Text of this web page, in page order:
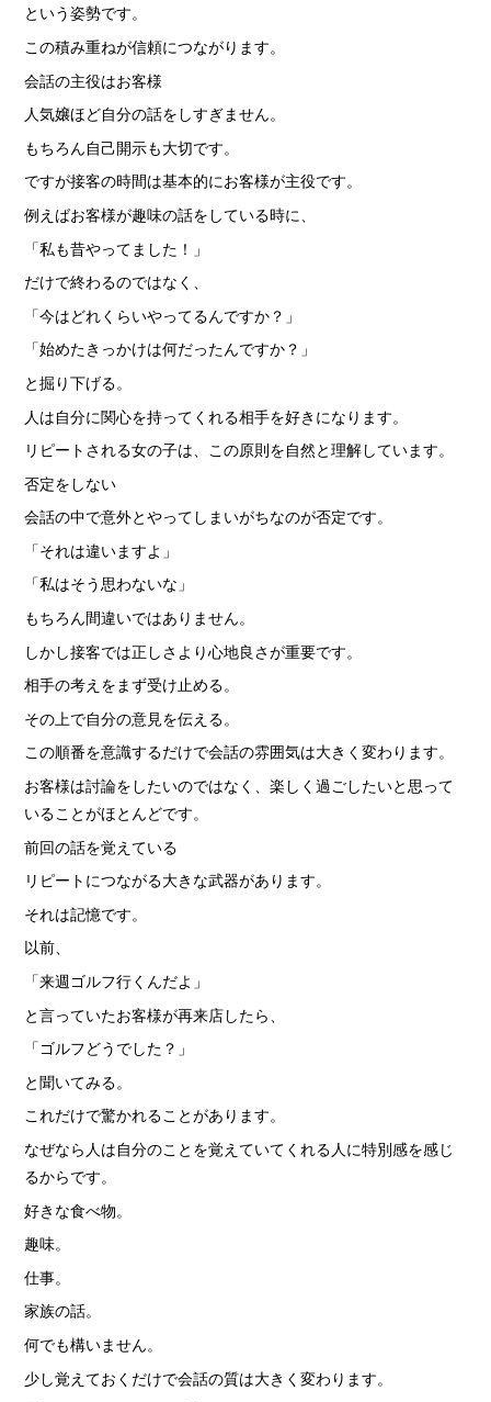
という姿勢です。
この積み重ねが信頼につながります。
会話の主役はお客様
人気嬢ほど自分の話をしすぎません。
もちろん自己開示も大切です。
ですが接客の時間は基本的にお客様が主役です。
例えばお客様が趣味の話をしている時に、
「私も昔やってました！」
だけで終わるのではなく、
「今はどれくらいやってるんですか？」
「始めたきっかけは何だったんですか？」
と掘り下げる。
人は自分に関心を持ってくれる相手を好きになります。
リピートされる女の子は、この原則を自然と理解しています。
否定をしない
会話の中で意外とやってしまいがちなのが否定です。
「それは違いますよ」
「私はそう思わないな」
もちろん間違いではありません。
しかし接客では正しさより心地良さが重要です。
相手の考えをまず受け止める。
その上で自分の意見を伝える。
この順番を意識するだけで会話の雰囲気は大きく変わります。
お客様は討論をしたいのではなく、楽しく過ごしたいと思って
いることがほとんどです。
前回の話を覚えている
リピートにつながる大きな武器があります。
それは記憶です。
以前、
「来週ゴルフ行くんだよ」
と言っていたお客様が再来店したら、
「ゴルフどうでした？」
と聞いてみる。
これだけで驚かれることがあります。
なぜなら人は自分のことを覚えていてくれる人に特別感を感じ
るからです。
好きな食べ物。
趣味。
仕事。
家族の話。
何でも構いません。
少し覚えておくだけで会話の質は大きく変わります。